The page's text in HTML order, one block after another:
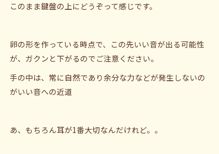
このまま鍵盤の上にどうぞって感じです。
卵の形を作っている時点で、この先いい音が出る可能性
が、ガクンと下がるのでご注意ください。
手の中は、常に自然であり余分な力などが発生しないの
がいい音への近道
あ、もちろん耳が1番大切なんだけれど。。